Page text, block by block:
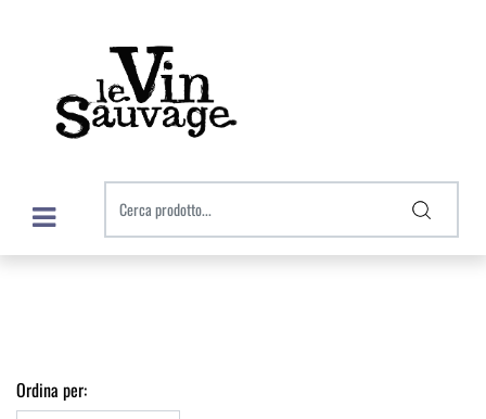
Open menu
Ordina per: